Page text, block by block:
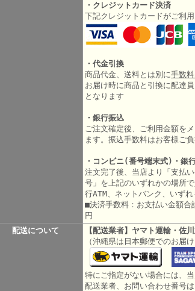
・クレジットカード決済
下記クレジットカードがご利
・代金引換
商品代金、送料とは別に手数
お届け時に商品と引換に配達
となります
・銀行振込
ご注文確定後、ご利用金額を
ます。振込手数料はお客様ご
・コンビニ(番号端末式)・銀
注文完了後、当店より「支払
号」を上記のいずれかの場所
行ATM、ネットバンク、いずれ
■決済手数料：お支払い金
円
配送について
【配送業者】ヤマト運輸・佐
（沖縄県は日本郵便でのお届
特にご指定がない場合には、
配送業者、お問い合わせ番号